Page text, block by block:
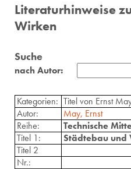
Literaturhinweise
Wirken
Suche
nach Autor:
Kategorien: Titel von Ernst
Autor:
May, Ernst
Reihe:
Technische
Titel 1:
Städtebau und
Titel 2
Nr.: